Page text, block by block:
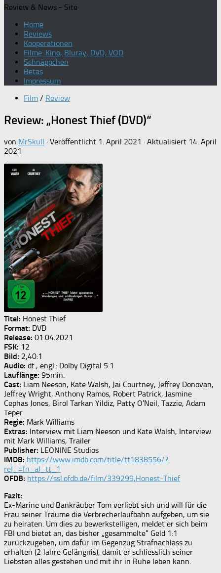
Review & News - Site
Home
Reviews
Kooperationen
Filme: Kino, Bluray, DVD, VOD
Schnäppchen
Betas
Impressum
Film / Review
Review: „Honest Thief (DVD)“
von MrSkull · Veröffentlicht 1. April 2021 · Aktualisiert 14. April
2021
Titel: Honest Thief
Format: DVD
Release: 01.04.2021
FSK: 12
Bild: 2,40:1
Audio: dt., engl.: Dolby Digital 5.1
Lauflänge: 95min.
Cast: Liam Neeson, Kate Walsh, Jai Courtney, Jeffrey Donovan,
Jeffrey Wright, Anthony Ramos, Robert Patrick, Jasmine
Cephas Jones, Birol Tarkan Yildiz, Patty O’Neil, Tazzie, Adam
Teper
Regie: Mark Williams
Extras: Interview mit Liam Neeson und Kate Walsh, Interview
mit Mark Williams, Trailer
Publisher: LEONINE Studios
IMDB: https://www.imdb.com/title/tt1838556/?
ref_=fn_al_tt_1
OFDB: https://ssl.ofdb.de/film/339299,Honest-Thief
Fazit:
Ex-Marine und Bankräuber Tom verliebt sich und will für die
Frau seiner Träume die Verbrecherlaufbahn aufgeben, um sie
zu heiraten. Um dies zu bewerkstelligen, meldet er sich beim
FBI und bietet an, das bisher „gesammelte“ Geld 1:1
zurückzugeben, um dafür im Gegenzug Strafnachlass zu
erhalten (2 Jahre Gefängnis), damit er schliesslich seiner
Liebsten alles gestehen und mit ihr in Ruhe leben kann.